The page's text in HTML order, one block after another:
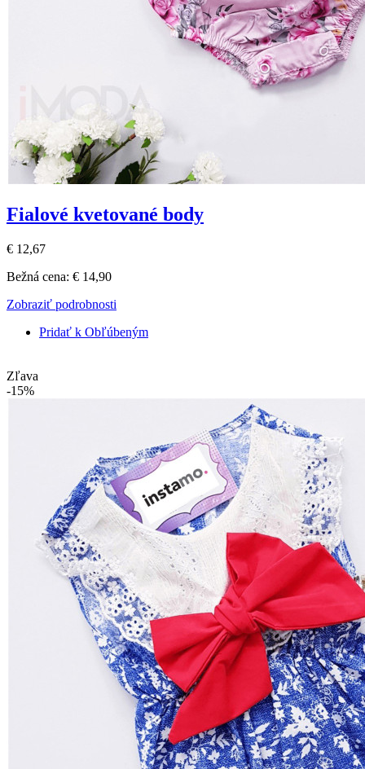
Fialové kvetované body
€ 12,67
Bežná cena: € 14,90
Zobraziť podrobnosti
Pridať k Obľúbeným
Zľava
-15%